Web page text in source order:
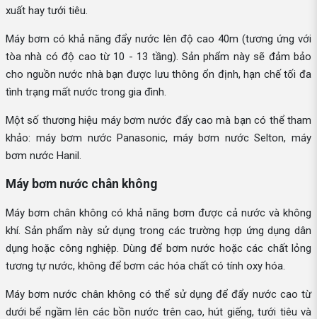
xuất hay tưới tiêu.
Máy bơm có khả năng đẩy nước lên độ cao 40m (tương ứng với
tòa nhà có độ cao từ 10 - 13 tầng). Sản phẩm này sẽ đảm bảo
cho nguồn nước nhà bạn được lưu thông ổn định, hạn chế tối đa
tình trạng mất nước trong gia đình.
Một số thương hiệu máy bơm nước đẩy cao mà bạn có thể tham
khảo: máy bơm nước Panasonic, máy bơm nước Selton, máy
bơm nước Hanil.
Máy bơm nước chân không
Máy bơm chân không có khả năng bơm được cả nước và không
khí. Sản phẩm này sử dụng trong các trường hợp ứng dụng dân
dụng hoặc công nghiệp. Dùng để bơm nước hoặc các chất lỏng
tương tự nước, không để bơm các hóa chất có tính oxy hóa.
Máy bơm nước chân không có thể sử dụng để đẩy nước cao từ
dưới bể ngầm lên các bồn nước trên cao, hút giếng, tưới tiêu và